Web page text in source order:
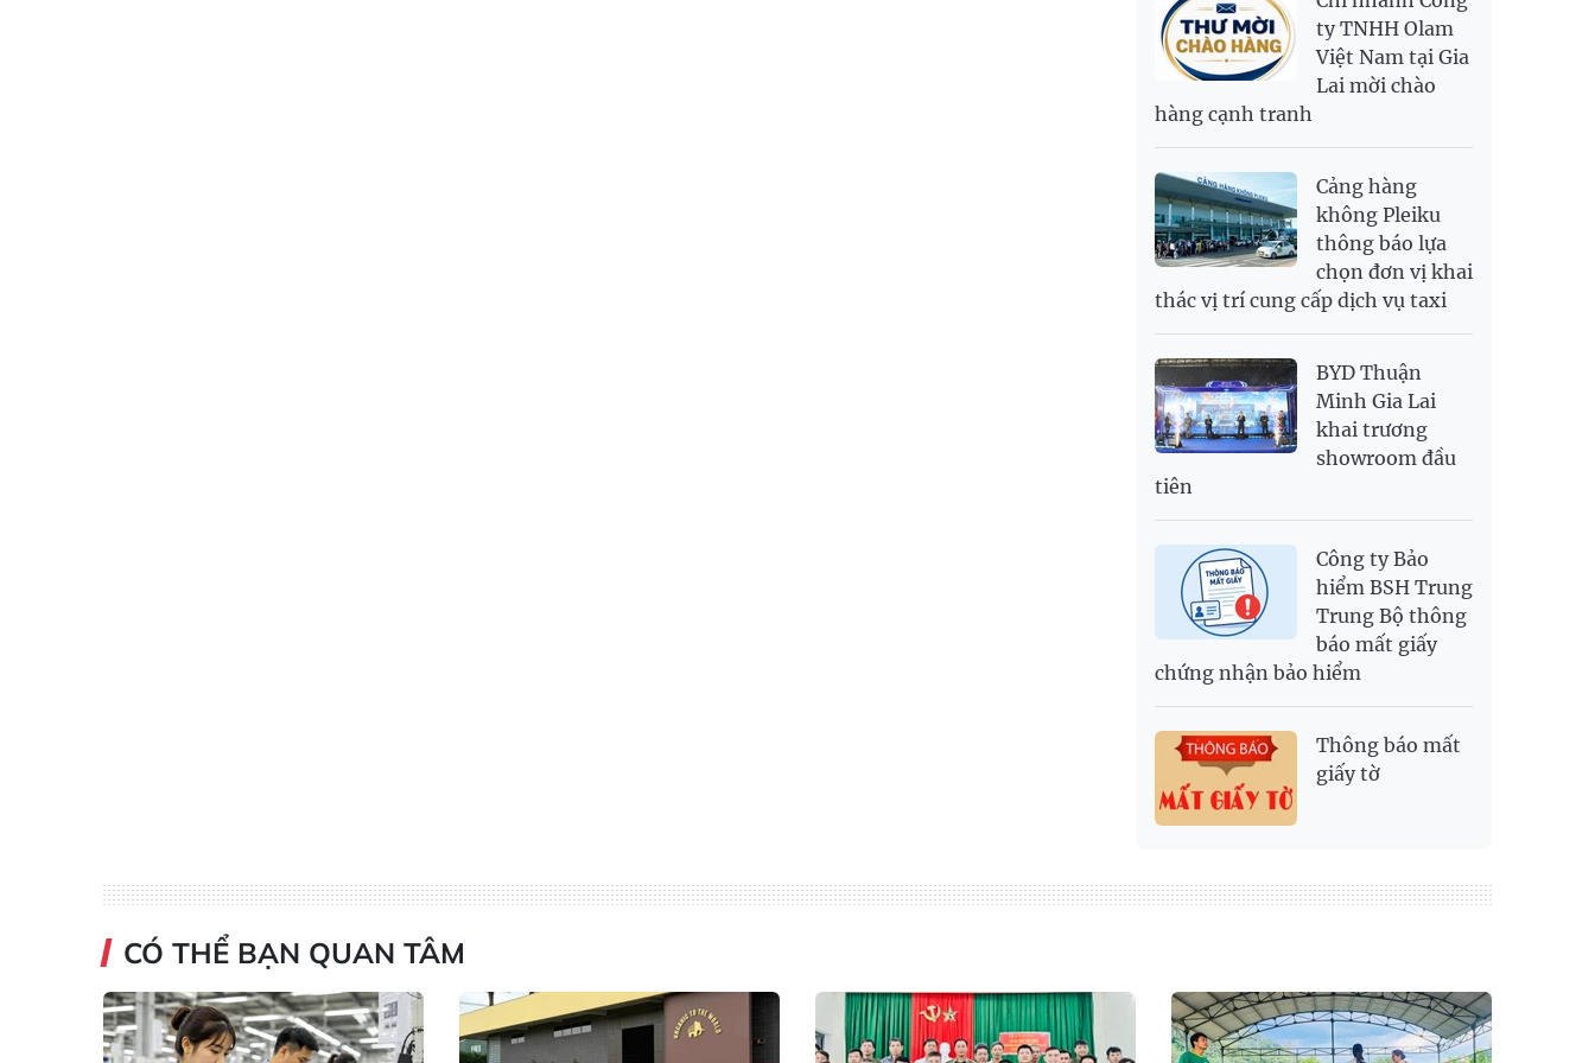
RUB
307.79
340.71
SAR
6,944.19
7,243.07
2,709.1
2,823.98
SGD
USD
26,010 26,040 26,420
ty TNHH Olam
Việt Nam tại Gia
Lai mời chào
hàng cạnh tranh
Cảng hàng
không Pleiku
thông báo lựa
chọn đơn vị khai
thác vị trí cung cấp dịch vụ taxi
BYD Thuận
Minh Gia Lai
khai trương
showroom đầu
tiên
Công ty Bảo
hiểm BSH Trung
Trung Bộ thông
báo mất giấy
chứng nhận bảo hiểm
Thông báo mất
giấy tờ
CÓ THỂ BẠN QUAN TÂM